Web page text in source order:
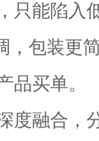
只能陷入
，包装更
买单。
度融合，